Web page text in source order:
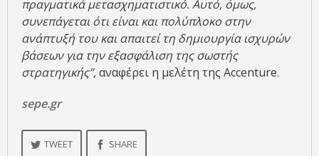
πραγματικά μετασχηματιστικό. Αυτό, όμως,
συνεπάγεται ότι είναι και πολύπλοκο στην
ανάπτυξή του και απαιτεί τη δημιουργία ισχυρών
βάσεων για την εξασφάλιση της σωστής
στρατηγικής”,αναφέρει η μελέτη της Accenture.
sepe.gr
TWEET SHARE